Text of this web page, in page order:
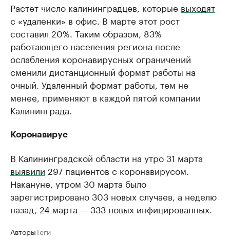
Растет число калининградцев, которые выходят
с «удаленки» в офис. В марте этот рост
составил 20%. Таким образом, 83%
работающего населения региона после
ослабления коронавирусных ограничений
сменили дистанционный формат работы на
очный. Удаленный формат работы, тем не
менее, применяют в каждой пятой компании
Калининграда.
Коронавирус
В Калининградской области на утро 31 марта
выявили 297 пациентов с коронавирусом.
Накануне, утром 30 марта было
зарегистрировано 303 новых случаев, а неделю
назад, 24 марта — 333 новых инфицированных.
АвторыТеги